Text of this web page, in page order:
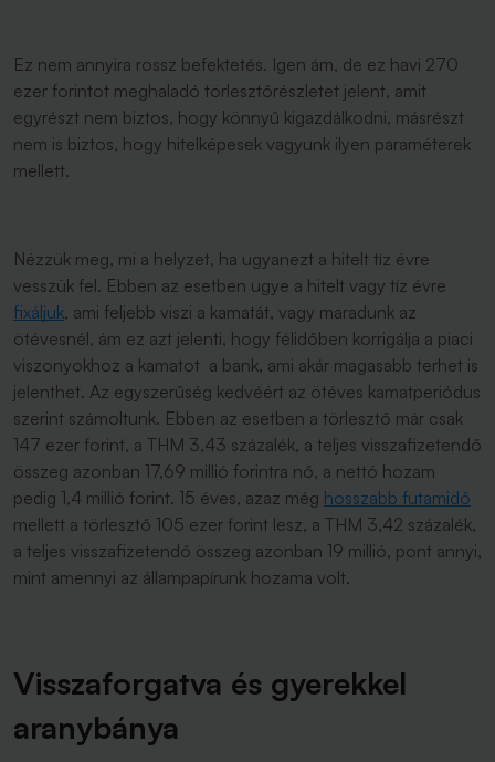
Ez nem annyira rossz befektetés. Igen ám, de ez havi 270
ezer forintot meghaladó törlesztőrészletet jelent, amit
egyrészt nem biztos, hogy könnyű kigazdálkodni, másrészt
nem is biztos, hogy hitelképesek vagyunk ilyen paraméterek
mellett.
Nézzük meg, mi a helyzet, ha ugyanezt a hitelt tíz évre
vesszük fel. Ebben az esetben ugye a hitelt vagy tíz évre
fixáljuk, ami feljebb viszi a kamatát, vagy maradunk az
ötévesnél, ám ez azt jelenti, hogy félidőben korrigálja a piaci
viszonyokhoz a kamatot a bank, ami akár magasabb terhet is
jelenthet. Az egyszerűség kedvéért az ötéves kamatperiódus
szerint számoltunk. Ebben az esetben a törlesztő már csak
147 ezer forint, a THM 3,43 százalék, a teljes visszafizetendő
összeg azonban 17,69 millió forintra nő, a nettó hozam
pedig 1,4 millió forint. 15 éves, azaz még hosszabb futamidő
mellett a törlesztő 105 ezer forint lesz, a THM 3,42 százalék,
a teljes visszafizetendő összeg azonban 19 millió, pont annyi,
mint amennyi az állampapírunk hozama volt.
Visszaforgatva és gyerekkel
aranybánya